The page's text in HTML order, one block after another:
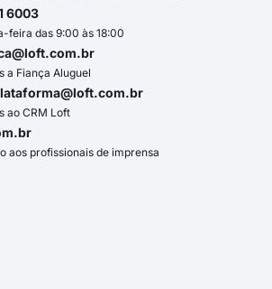
6003
feira das 9:00 às 18:00
a Fiança Aluguel
ao CRM Loft
aos profissionais de imprensa